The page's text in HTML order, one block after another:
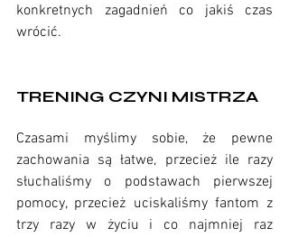
konkretnych zagadnień co jakiś czas
wrócić.
TRENING CZYNI MISTRZA
Czasami myślimy sobie, że pewne
zachowania są łatwe, przecież ile razy
słuchaliśmy o podstawach pierwszej
pomocy, przecież uciskaliśmy fantom z
trzy razy w życiu i co najmniej raz